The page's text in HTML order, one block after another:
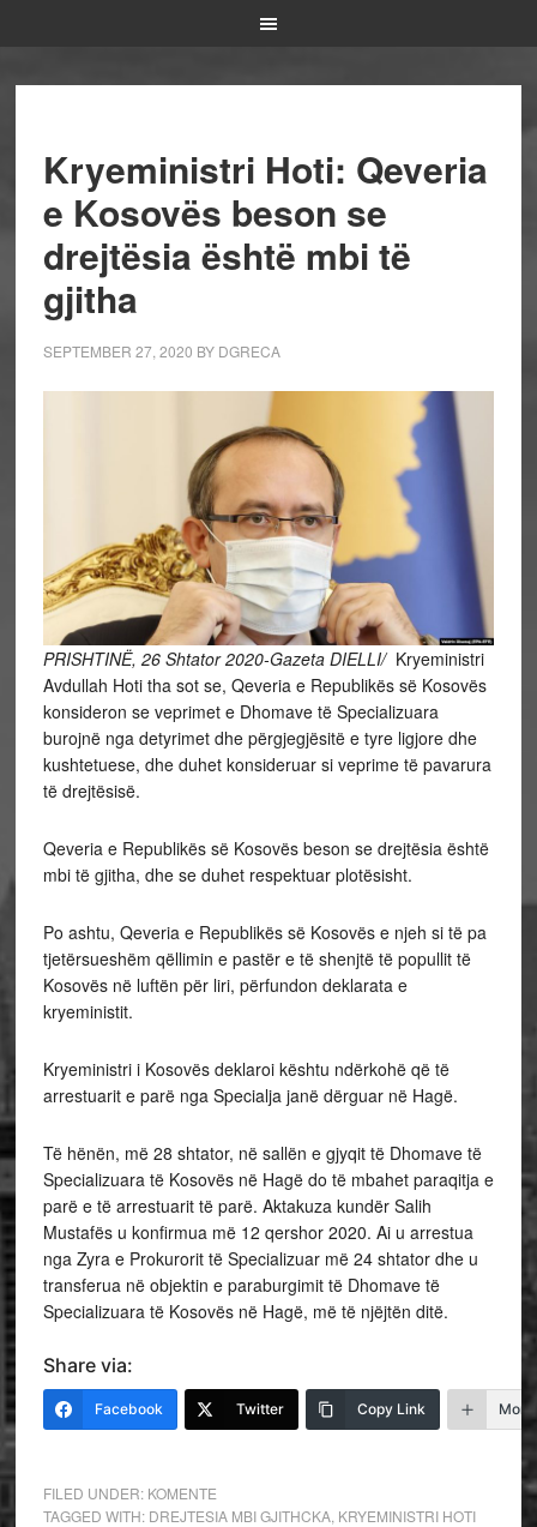
Kryeministri Hoti: Qeveria
e Kosovës beson se
drejtësia është mbi të
gjitha
SEPTEMBER 27, 2020 BY DGRECA
PRISHTINË, 26 Shtator 2020-Gazeta DIELLI/ Kryeministri
Avdullah Hoti tha sot se, Qeveria e Republikës së Kosovës
konsideron se veprimet e Dhomave të Specializuara
burojnë nga detyrimet dhe përgjegjësitë e tyre ligjore dhe
kushtetuese, dhe duhet konsideruar si veprime të pavarura
të drejtësisë.
Qeveria e Republikës së Kosovës beson se drejtësia është
mbi të gjitha, dhe se duhet respektuar plotësisht.
Po ashtu, Qeveria e Republikës së Kosovës e njeh si të pa
tjetërsueshëm qëllimin e pastër e të shenjtë të popullit të
Kosovës në luftën për liri, përfundon deklarata e
kryeministit.
Kryeministri i Kosovës deklaroi kështu ndërkohë që të
arrestuarit e parë nga Specialja janë dërguar në Hagë.
Të hënën, më 28 shtator, në sallën e gjyqit të Dhomave të
Specializuara të Kosovës në Hagë do të mbahet paraqitja e
parë e të arrestuarit të parë. Aktakuza kundër Salih
Mustafës u konfirmua më 12 qershor 2020. Ai u arrestua
nga Zyra e Prokurorit të Specializuar më 24 shtator dhe u
transferua në objektin e paraburgimit të Dhomave të
Specializuara të Kosovës në Hagë, më të njëjtën ditë.
Share via:
Facebook Twitter Copy Link More
FILED UNDER: KOMENTE
TAGGED WITH: DREJTESIA MBI GJITHCKA, KRYEMINISTRI HOTI